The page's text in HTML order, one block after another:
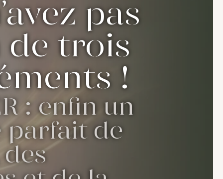
pas
de trois
!
: enfin un
parfait de
des